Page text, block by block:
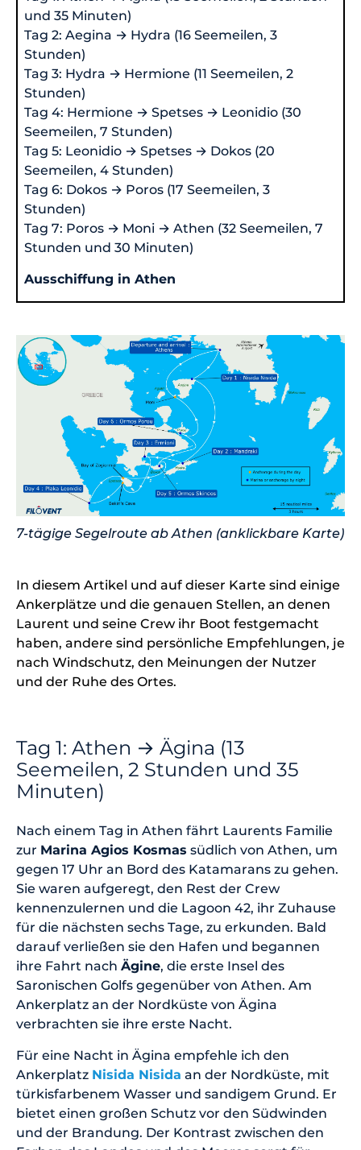
und 35 Minuten)
Tag 2: Aegina → Hydra (16 Seemeilen, 3
Stunden)
Tag 3: Hydra → Hermione (11 Seemeilen, 2
Stunden)
Tag 4: Hermione → Spetses → Leonidio (30
Seemeilen, 7 Stunden)
Tag 5: Leonidio → Spetses → Dokos (20
Seemeilen, 4 Stunden)
Tag 6: Dokos → Poros (17 Seemeilen, 3
Stunden)
Tag 7: Poros → Moni → Athen (32 Seemeilen, 7
Stunden und 30 Minuten)
Ausschiffung in Athen
7-tägige Segelroute ab Athen (anklickbare Karte)
In diesem Artikel und auf dieser Karte sind einige
Ankerplätze und die genauen Stellen, an denen
Laurent und seine Crew ihr Boot festgemacht
haben, andere sind persönliche Empfehlungen, je
nach Windschutz, den Meinungen der Nutzer
und der Ruhe des Ortes.
Tag 1: Athen → Ägina (13
Seemeilen, 2 Stunden und 35
Minuten)
Nach einem Tag in Athen fährt Laurents Familie
zur Marina Agios Kosmas südlich von Athen, um
gegen 17 Uhr an Bord des Katamarans zu gehen.
Sie waren aufgeregt, den Rest der Crew
kennenzulernen und die Lagoon 42, ihr Zuhause
für die nächsten sechs Tage, zu erkunden. Bald
darauf verließen sie den Hafen und begannen
ihre Fahrt nach Ägine, die erste Insel des
Saronischen Golfs gegenüber von Athen. Am
Ankerplatz an der Nordküste von Ägina
verbrachten sie ihre erste Nacht.
Für eine Nacht in Ägina empfehle ich den
Ankerplatz Nisida Nisida an der Nordküste, mit
türkisfarbenem Wasser und sandigem Grund. Er
bietet einen großen Schutz vor den Südwinden
und der Brandung. Der Kontrast zwischen den